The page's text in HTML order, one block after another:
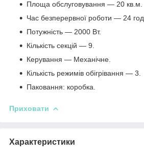
Площа обслуговування — 20 кв.м.
Час безперервної роботи — 24 год.
Потужність — 2000 Вт.
Кількість секцій — 9.
Керування — Механічне.
Кількість режимів обігрівання — 3.
Паковання: коробка.
Приховати
Характеристики